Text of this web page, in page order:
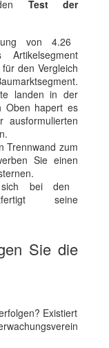
Test der
von 4.26
den Vergleich
landen in der
Oben hapert es
Trennwand zum
Sie einen
bei den
seine
Sie die
Existiert